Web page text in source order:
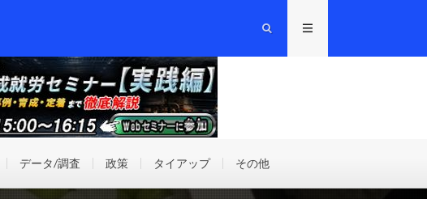
データ/調査 政策 タイアップ その他